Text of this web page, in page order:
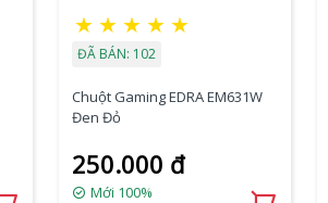
★ ★ ★ ★ ★
ĐÃ BÁN: 102
Chuột Gaming EDRA EM631W
Đen Đỏ
250.000 đ
Mới 100%